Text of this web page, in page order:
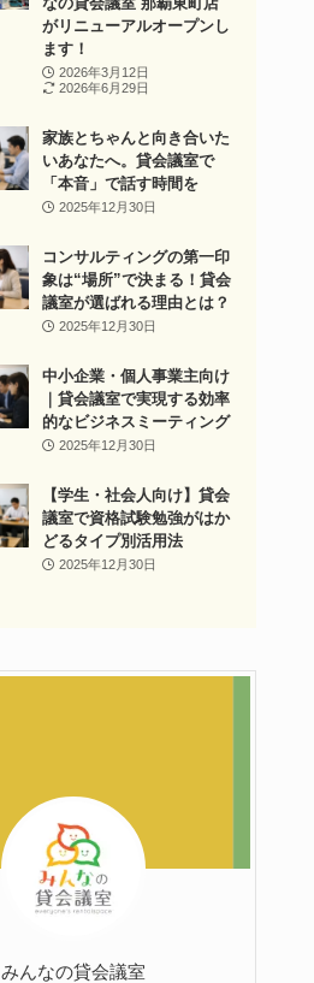
がリニューアルオープンし
ます！
2026年3月12日
2026年6月29日
家族とちゃんと向き合いた
いあなたへ。貸会議室で
「本音」で話す時間を
2025年12月30日
コンサルティングの第一印
象は“場所”で決まる！貸会
議室が選ばれる理由とは？
2025年12月30日
中小企業・個人事業主向け
｜貸会議室で実現する効率
的なビジネスミーティング
2025年12月30日
【学生・社会人向け】貸会
議室で資格試験勉強がはか
どるタイプ別活用法
2025年12月30日
みんなの貸会議室